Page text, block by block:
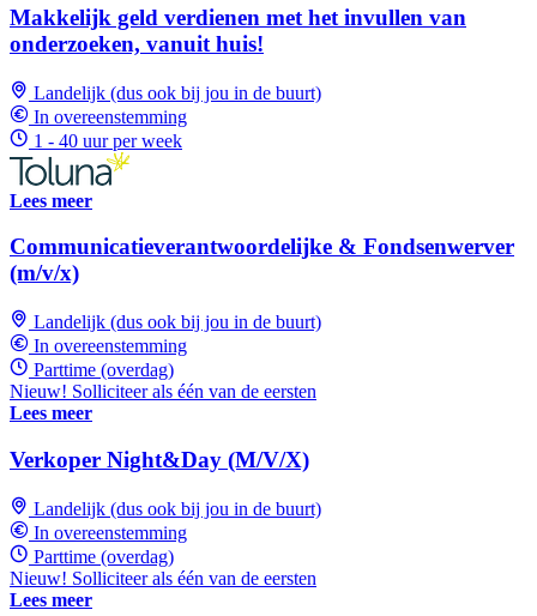
Makkelijk geld verdienen met het invullen van
onderzoeken, vanuit huis!
Landelijk (dus ook bij jou in de buurt)
In overeenstemming
1 - 40 uur per week
Lees meer
Communicatieverantwoordelijke & Fondsenwerver
(m/v/x)
Landelijk (dus ook bij jou in de buurt)
In overeenstemming
Parttime (overdag)
Nieuw! Solliciteer als één van de eersten
Lees meer
Verkoper Night&Day (M/V/X)
Landelijk (dus ook bij jou in de buurt)
In overeenstemming
Parttime (overdag)
Nieuw! Solliciteer als één van de eersten
Lees meer